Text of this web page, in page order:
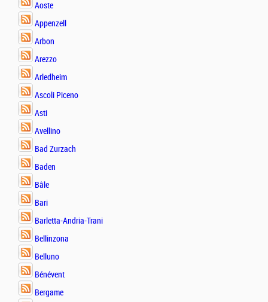
Aoste
Appenzell
Arbon
Arezzo
Arledheim
Ascoli Piceno
Asti
Avellino
Bad Zurzach
Baden
Bâle
Bari
Barletta-Andria-Trani
Bellinzona
Belluno
Bénévent
Bergame